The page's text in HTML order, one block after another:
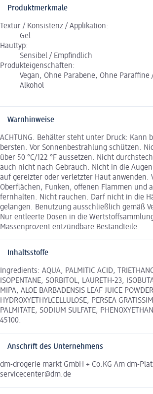
Produktmerkmale
Textur / Konsistenz / Applikation:
Gel
Hauttyp:
Sensibel / Empfindlich
Produkteigenschaften:
Vegan, Ohne Parabene, Ohne
Alkohol
Warnhinweise
ACHTUNG. Behälter steht unter Druck: Kann
bersten. Vor Sonnenbestrahlung schützen.
über 50 °C/122 °F aussetzen. Nicht
auch nicht nach Gebrauch. Nicht in die
auf gereizter oder verletzter Haut anwenden.
Oberflächen, Funken, offenen Flammen und
fernhalten. Nicht rauchen. Darf nicht in die
gelangen. Benutzung ausschließlich gemäß
Nur entleerte Dosen in die
Massenprozent entzündbare Bestandteile.
Inhaltsstoffe
Ingredients: AQUA, PALMITIC ACID,
ISOPENTANE, SORBITOL, LAURETH-23,
MIPA, ALOE BARBADENSIS LEAF JUICE
HYDROXYETHYLCELLULOSE, PERSEA
PALMITATE, SODIUM SULFATE,
45100.
Anschrift des Unternehmens
dm-drogerie markt GmbH + Co.KG Am dm-
servicecenter@dm.de